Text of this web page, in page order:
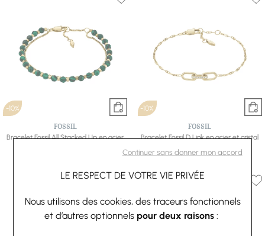
Continuer sans donner mon accord
LE RESPECT DE VOTRE VIE PRIVÉE
Nous utilisons des cookies, des traceurs fonctionnels
et d’autres optionnels pour deux raisons :
-10%
FOSSIL
Bracelet Fossil All Stacked Up en acier
-10%
FOSSIL
Bracelet Fossil D Link en acier et cristal
Ou4x 13.28€sans frais